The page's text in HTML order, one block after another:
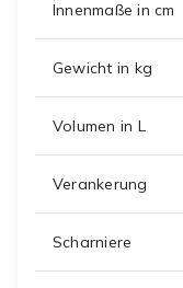
Innenmaße in cm
Gewicht in kg
Volumen in L
Verankerung
Scharniere